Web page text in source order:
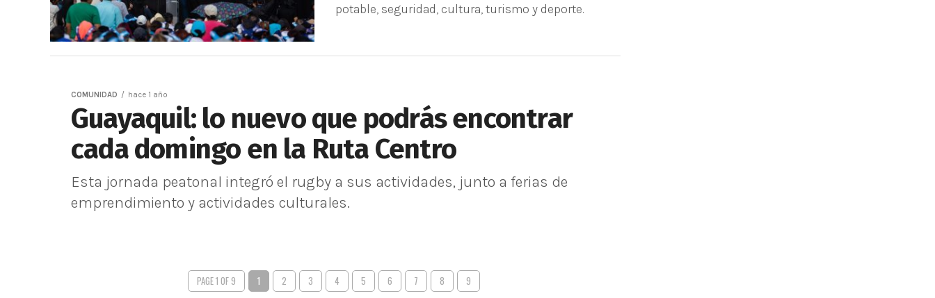
potable, seguridad, cultura, turismo y deporte.
COMUNIDAD hace 1 año
Guayaquil: lo nuevo que podrás encontrar
cada domingo en la Ruta Centro
Esta jornada peatonal integró el rugby a sus actividades, junto a ferias de
emprendimiento y actividades culturales.
PAGE 1 OF 9 1 2 3 4 5 6 7 8 9